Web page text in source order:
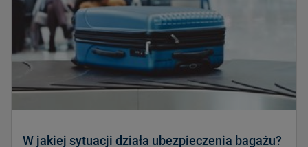
W jakiej sytuacji działa ubezpieczenia bagażu?